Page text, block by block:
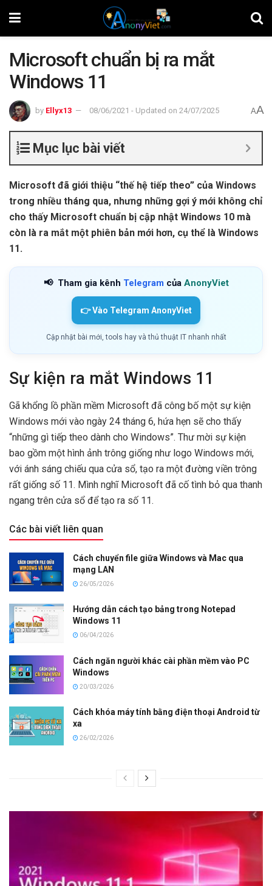
Microsoft chuẩn bị ra mắt
Windows 11
by Ellyx13 08/06/2021 - Updated on 24/07/2025 AA
Mục lục bài viết
Microsoft đã giới thiệu “thế hệ tiếp theo” của Windows
trong nhiều tháng qua, nhưng những gợi ý mới không chỉ
cho thấy Microsoft chuẩn bị cập nhật Windows 10 mà
còn là ra mắt một phiên bản mới hơn, cụ thể là Windows
11.
📢 Tham gia kênh Telegram của AnonyViet
👉 Vào Telegram AnonyViet
Cập nhật bài mới, tools hay và thủ thuật IT nhanh nhất
Sự kiện ra mắt Windows 11
Gã khổng lồ phần mềm Microsoft đã công bố một sự kiện
Windows mới vào ngày 24 tháng 6, hứa hẹn sẽ cho thấy
“những gì tiếp theo dành cho Windows”. Thư mời sự kiện
bao gồm một hình ảnh trông giống như logo Windows mới,
với ánh sáng chiếu qua cửa sổ, tạo ra một đường viền trông
rất giống số 11. Mình nghĩ Microsoft đã cố tình bỏ qua thanh
ngang trên cửa sổ để tạo ra số 11.
Các bài viết liên quan
Cách chuyển file giữa Windows và Mac qua
mạng LAN
26/05/2026
Hướng dẫn cách tạo bảng trong Notepad
Windows 11
06/04/2026
Cách ngăn người khác cài phần mềm vào PC
Windows
20/03/2026
Cách khóa máy tính bằng điện thoại Android từ
xa
26/02/2026